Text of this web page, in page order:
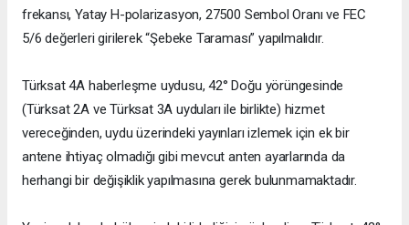
frekansı, Yatay H-polarizasyon, 27500 Sembol Oranı ve FEC
5/6 değerleri girilerek “Şebeke Taraması” yapılmalıdır.
Türksat 4A haberleşme uydusu, 42° Doğu yörüngesinde
(Türksat 2A ve Türksat 3A uyduları ile birlikte) hizmet
vereceğinden, uydu üzerindeki yayınları izlemek için ek bir
antene ihtiyaç olmadığı gibi mevcut anten ayarlarında da
herhangi bir değişiklik yapılmasına gerek bulunmamaktadır.